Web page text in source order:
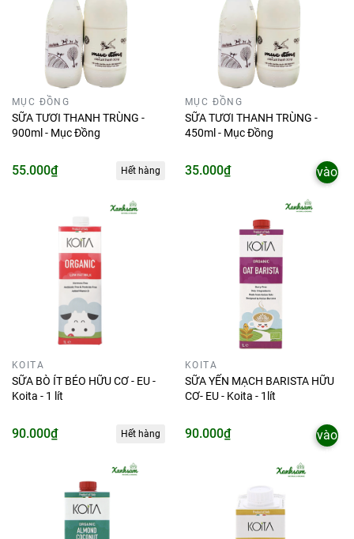
MỤC ĐỒNG
SỮA TƯƠI THANH TRÙNG -
900ml - Mục Đồng
55.000₫ Hết hàng
MỤC ĐỒNG
SỮA TƯƠI THANH TRÙNG -
450ml - Mục Đồng
35.000₫
vào
giỏ
KOITA
SỮA BÒ ÍT BÉO HỮU CƠ - EU -
Koita - 1 lít
90.000₫ Hết hàng
KOITA
SỮA YẾN MẠCH BARISTA HỮU
CƠ- EU - Koita - 1lít
90.000₫
vào
giỏ